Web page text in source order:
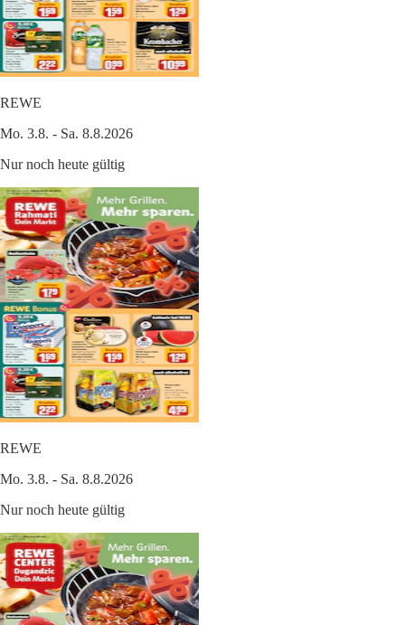
REWE
Mo. 3.8. - Sa. 8.8.2026
Nur noch heute gültig
REWE
Mo. 3.8. - Sa. 8.8.2026
Nur noch heute gültig